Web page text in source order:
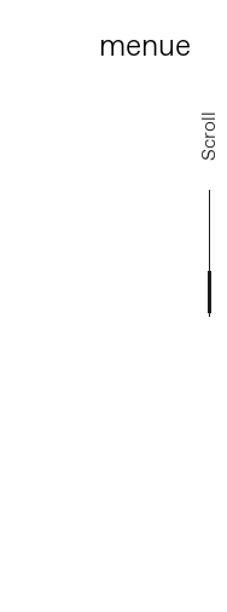
Scroll
menue